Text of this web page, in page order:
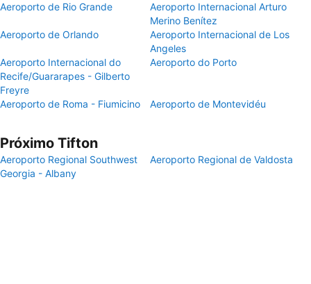
Aeroporto de Rio Grande
Aeroporto Internacional Arturo
Merino Benítez
Aeroporto de Orlando
Aeroporto Internacional de Los
Angeles
Aeroporto Internacional do
Recife/Guararapes - Gilberto
Freyre
Aeroporto do Porto
Aeroporto de Roma - Fiumicino Aeroporto de Montevidéu
Próximo Tifton
Aeroporto Regional Southwest
Georgia - Albany
Aeroporto Regional de Valdosta